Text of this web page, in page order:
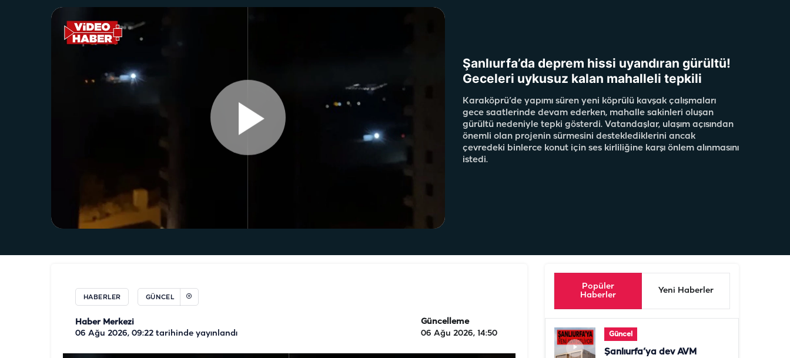
Şanlıurfa’da deprem hissi uyandıran gürültü!
Geceleri uykusuz kalan mahalleli tepkili
Karaköprü’de yapımı süren yeni köprülü kavşak çalışmaları
gece saatlerinde devam ederken, mahalle sakinleri oluşan
gürültü nedeniyle tepki gösterdi. Vatandaşlar, ulaşım açısından
önemli olan projenin sürmesini desteklediklerini ancak
çevredeki binlerce konut için ses kirliliğine karşı önlem alınmasını
istedi.
HABERLER GÜNCEL
Haber Merkezi
06 Ağu 2026, 09:22 tarihinde yayınlandı
Güncelleme
06 Ağu 2026, 14:50
Popüler
Haberler
Yeni Haberler
Güncel
Şanlıurfa’ya dev AVM